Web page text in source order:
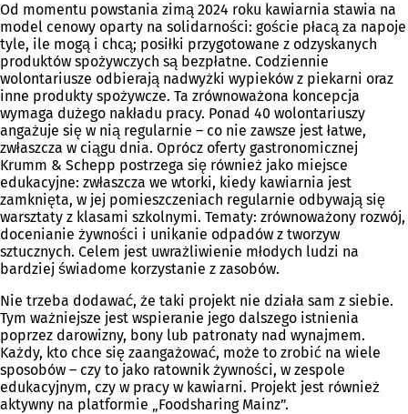
Od momentu powstania zimą 2024 roku kawiarnia stawia na
model cenowy oparty na solidarności: goście płacą za napoje
tyle, ile mogą i chcą; posiłki przygotowane z odzyskanych
produktów spożywczych są bezpłatne. Codziennie
wolontariusze odbierają nadwyżki wypieków z piekarni oraz
inne produkty spożywcze. Ta zrównoważona koncepcja
wymaga dużego nakładu pracy. Ponad 40 wolontariuszy
angażuje się w nią regularnie – co nie zawsze jest łatwe,
zwłaszcza w ciągu dnia. Oprócz oferty gastronomicznej
Krumm & Schepp postrzega się również jako miejsce
edukacyjne: zwłaszcza we wtorki, kiedy kawiarnia jest
zamknięta, w jej pomieszczeniach regularnie odbywają się
warsztaty z klasami szkolnymi. Tematy: zrównoważony rozwój,
docenianie żywności i unikanie odpadów z tworzyw
sztucznych. Celem jest uwrażliwienie młodych ludzi na
bardziej świadome korzystanie z zasobów.
Nie trzeba dodawać, że taki projekt nie działa sam z siebie.
Tym ważniejsze jest wspieranie jego dalszego istnienia
poprzez darowizny, bony lub patronaty nad wynajmem.
Każdy, kto chce się zaangażować, może to zrobić na wiele
sposobów – czy to jako ratownik żywności, w zespole
edukacyjnym, czy w pracy w kawiarni. Projekt jest również
aktywny na platformie „Foodsharing Mainz”.